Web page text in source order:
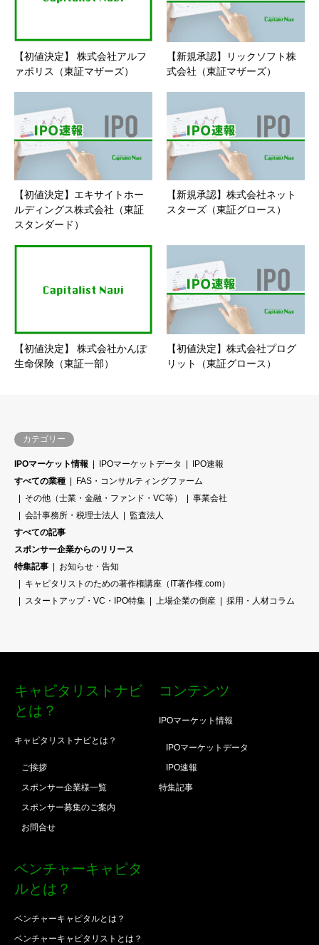
【初値決定】 株式会社アルフ
ァポリス（東証マザーズ）
【新規承認】リックソフト株
式会社（東証マザーズ）
【初値決定】エキサイトホー
ルディングス株式会社（東証
スタンダード）
【新規承認】株式会社ネット
スターズ（東証グロース）
【初値決定】 株式会社かんぽ
生命保険（東証一部）
【初値決定】株式会社プログ
リット（東証グロース）
カテゴリー
IPOマーケット情報 IPOマーケットデータ
IPO速報
すべての業種
FAS・コンサルティングファーム
その他（士業・金融・ファンド・VC等）
事業会社
会計事務所・税理士法人
監査法人
すべての記事
スポンサー企業からのリリース
特集記事
お知らせ・告知
キャピタリストのための著作権講座（IT著作権.com）
スタートアップ・VC・IPO特集
上場企業の倒産 採用・人材コラム
キャピタリストナビ
とは？
キャピタリストナビとは？
ご挨拶
スポンサー企業様一覧
スポンサー募集のご案内
お問合せ
コンテンツ
IPOマーケット情報
IPOマーケットデータ
IPO速報
特集記事
ベンチャーキャピタ
ルとは？
ベンチャーキャピタルとは？
ベンチャーキャピタリストとは？